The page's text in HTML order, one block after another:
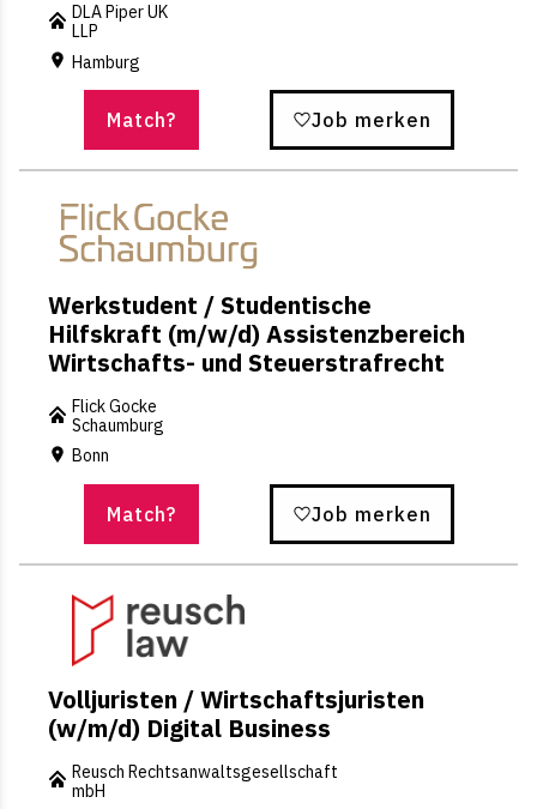
DLA Piper UK
LLP
Hamburg
Match? Job merken
Werkstudent / Studentische
Hilfskraft (m/w/d) Assistenzbereich
Wirtschafts- und Steuerstrafrecht
Flick Gocke
Schaumburg
Bonn
Match? Job merken
Volljuristen / Wirtschaftsjuristen
(w/m/d) Digital Business
Reusch Rechtsanwaltsgesellschaft
mbH